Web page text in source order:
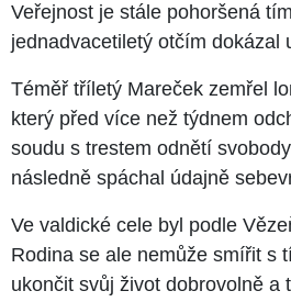
Veřejnost je stále pohoršená
jednadvacetiletý otčím dokázal
Téměř tříletý Mareček zemřel
který před více než týdnem
soudu s trestem odnětí
následně spáchal údajně
Ve valdické cele byl podle
Rodina se ale nemůže smířit s
ukončit svůj život dobrovolně a